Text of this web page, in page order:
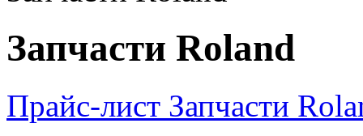
Запчасти Roland
Прайс-лист Запчасти